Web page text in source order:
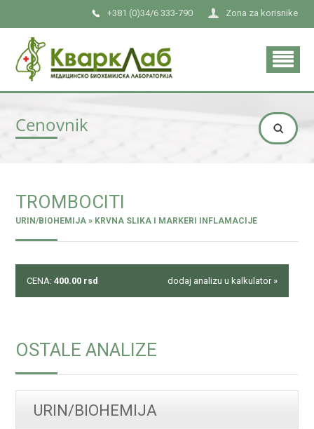
Zona za korisnike
+381 (0)34/6 333-790
Cenovnik
TROMBOCITI
URIN/BIOHEMIJA » KRVNA SLIKA I MARKERI INFLAMACIJE
CENA: 400.00 rsd dodaj analizu u kalkulator »
OSTALE ANALIZE
URIN/BIOHEMIJA